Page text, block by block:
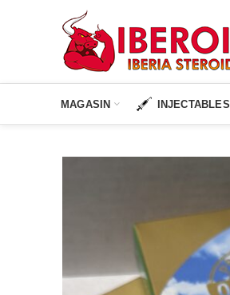
MAGASIN INJECTABLES